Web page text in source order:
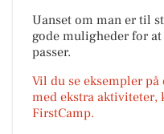
Uanset om man er til
gode muligheder for
passer.
Vil du se eksempler
med ekstra aktiviteter,
FirstCamp.